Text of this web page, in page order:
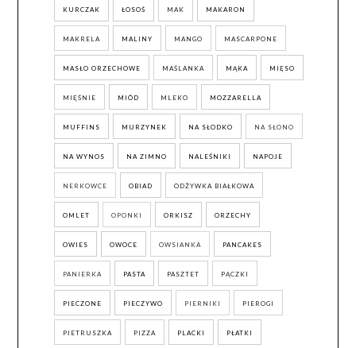
KURCZAK ŁOSOŚ MAK MAKARON
MAKRELA MALINY MANGO MASCARPONE
MASŁO ORZECHOWE MAŚLANKA MĄKA MIĘSO
MIĘŚNIE MIÓD MLEKO MOZZARELLA
MUFFINS MURZYNEK NA SŁODKO NA SŁONO
NA WYNOS NA ZIMNO NALEŚNIKI NAPOJE
NERKOWCE OBIAD ODŻYWKA BIAŁKOWA
OMLET OPONKI ORKISZ ORZECHY
OWIES OWOCE OWSIANKA PANCAKES
PANIERKA PASTA PASZTET PĄCZKI
PIECZONE PIECZYWO PIERNIKI PIEROGI
PIETRUSZKA PIZZA PLACKI PŁATKI